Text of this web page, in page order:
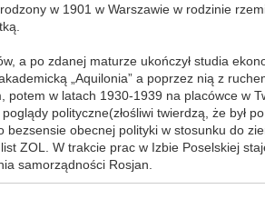
w 1901 w Warszawie w rodzinie
a po zdanej maturze ukończył studia
„Aquilonia” a poprzez nią z
potem w latach 1930-1939 na placówce w
polityczne(złośliwi twierdzą, że był
obecnej polityki w stosunku do
ZOL. W trakcie prac w Izbie Poselskiej
samorządności Rosjan.